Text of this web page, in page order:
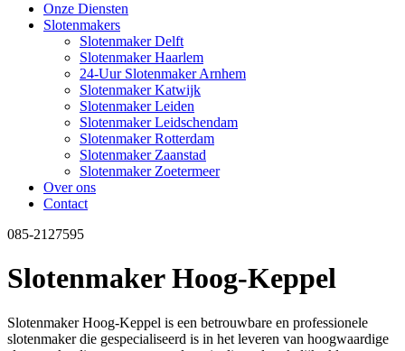
Onze Diensten
Slotenmakers
Slotenmaker Delft
Slotenmaker Haarlem
24-Uur Slotenmaker Arnhem
Slotenmaker Katwijk
Slotenmaker Leiden
Slotenmaker Leidschendam
Slotenmaker Rotterdam
Slotenmaker Zaanstad
Slotenmaker Zoetermeer
Over ons
Contact
085-2127595
Slotenmaker Hoog-Keppel
Slotenmaker Hoog-Keppel is een betrouwbare en professionele
slotenmaker die gespecialiseerd is in het leveren van hoogwaardige